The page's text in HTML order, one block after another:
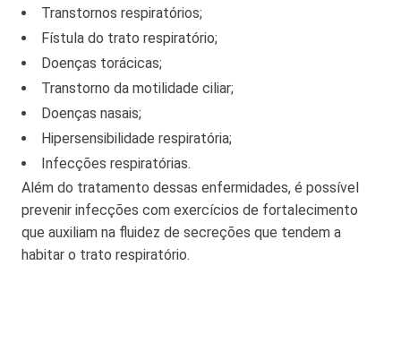
Transtornos respiratórios;
Fístula do trato respiratório;
Doenças torácicas;
Transtorno da motilidade ciliar;
Doenças nasais;
Hipersensibilidade respiratória;
Infecções respiratórias.
Além do tratamento dessas enfermidades, é possível
prevenir infecções com exercícios de fortalecimento
que auxiliam na fluidez de secreções que tendem a
habitar o trato respiratório.